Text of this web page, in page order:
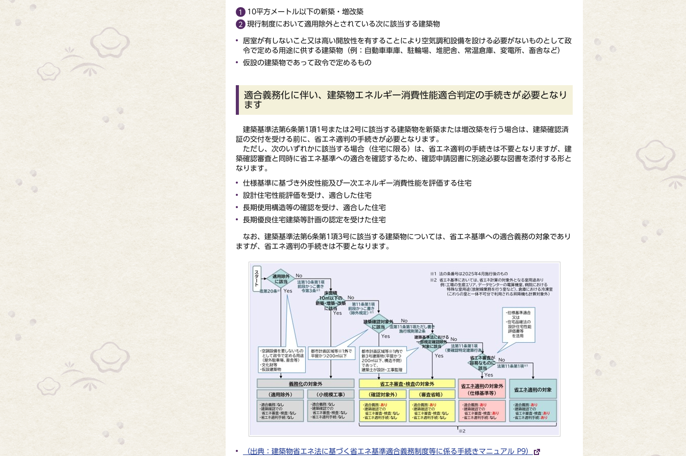
10平方メートル以下の新築・増改築
現行制度において適用除外とされている次に該当する建築物
居室が有しないこと又は高い開放性を有することにより空気調和設備を設ける必要がないものとして政
令で定める用途に供する建築物（例：自動車車庫、駐輪場、堆肥舎、常温倉庫、変電所、畜舎など）
仮設の建築物であって政令で定めるもの
適合義務化に伴い、建築物エネルギー消費性能適合判定の手続きが必要となり
ます
建築基準法第6条第1項1号または2号に該当する建築物を新築または増改築を行う場合は、建築確認済
証の交付を受ける前に、省エネ適判の手続きが必要となります。
ただし、次のいずれかに該当する場合（住宅に限る）は、省エネ適判の手続きは不要となりますが、建
築確認審査と同時に省エネ基準への適合を確認するため、確認申請図書に別途必要な図書を添付する形と
なります。
仕様基準に基づき外皮性能及び一次エネルギー消費性能を評価する住宅
設計住宅性能評価を受け、適合した住宅
長期使用構造等の確認を受け、適合した住宅
長期優良住宅建築等計画の認定を受けた住宅
なお、建築基準法第6条第1項3号に該当する建築物については、省エネ基準への適合義務の対象であり
ますが、省エネ適判の手続きは不要となります。
（出典：建築物省エネ法に基づく省エネ基準適合義務制度等に係る手続きマニュアル P9）